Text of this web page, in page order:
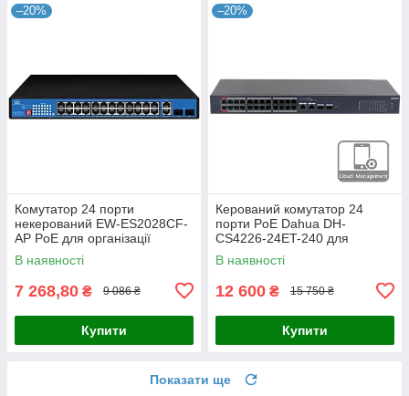
–20%
Комутатор 24 порти
некерований EW-ES2028CF-
AP PoE для організації
мережевої інфраструктури з
віддаленим керуванням та
В наявності
7 268,80 ₴ 9 086 ₴
Купити
–20%
Керований комутатор 24
порти PoE Dahua DH-
CS4226-24ET-240 для
організації мережі та
живлення IP-камер і
В наявності
12 600 ₴ 15 750 ₴
Купити
Показати ще